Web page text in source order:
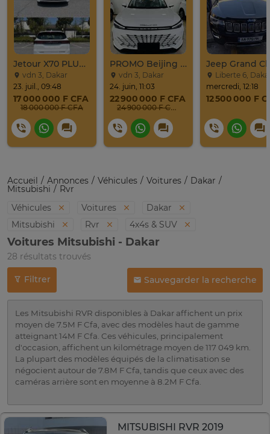
Jetour X70 PLUS 2024
vdn 3, Dakar
23. juil., 09:48
17 000 000 F CFA
18 000 000 F CFA
PROMO Beijing X7 / 2025
vdn 3, Dakar
24. juin, 11:03
22 900 000 F CFA
24 900 000 F CFA
Liberte 6,
mercredi, 12:18
12 500 000 F
Accueil Annonces Véhicules Voitures Dakar
Mitsubishi
Rvr
Véhicules
Voitures
Dakar
Mitsubishi
Rvr 4x4s & SUV
Voitures Mitsubishi - Dakar
28 résultats trouvés
Filtrer Sauvegarder la recherche
Les Mitsubishi RVR disponibles à Dakar affichent un prix
moyen de 7.5M F Cfa, avec des modèles haut de gamme
atteignant 14M F Cfa. Ces véhicules, principalement
d'occasion, affichent un kilométrage moyen de 117 049 km.
La plupart des modèles équipés de la climatisation se
négocient autour de 7.8M F Cfa, tandis que ceux avec des
caméras arrière sont en moyenne à 8.2M F Cfa.
MITSUBISHI RVR 2019